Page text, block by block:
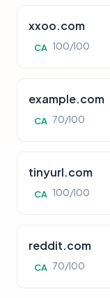
xxoo.com
CA 100/100
example.com
CA 70/100
tinyurl.com
CA 100/100
reddit.com
CA 70/100